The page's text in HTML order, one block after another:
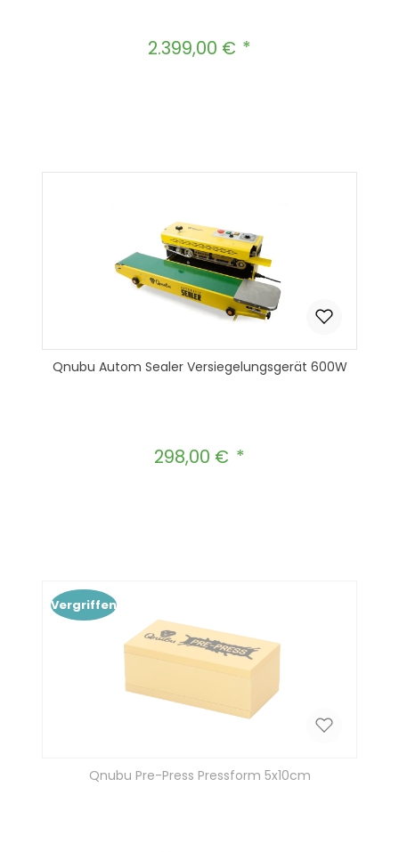
Regulärer Preis:
2.399,00 €
Qnubu Autom Sealer Versiegelungsgerät 600W
Regulärer Preis:
298,00 €
Vergriffen
Qnubu Pre-Press Pressform 5x10cm